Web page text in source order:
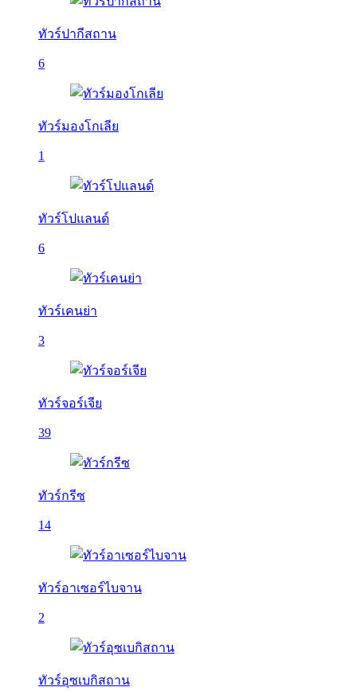
ทัวร์ปากีสถาน
6
ทัวร์มองโกเลีย
1
ทัวร์โปแลนด์
6
ทัวร์เคนย่า
3
ทัวร์จอร์เจีย
39
ทัวร์กรีซ
14
ทัวร์อาเซอร์ไบจาน
2
ทัวร์อุซเบกิสถาน